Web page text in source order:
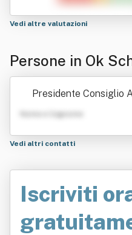
Vedi altre valutazioni
Persone in Ok
Impresa Sociale
Presidente Consiglio
Nome e Cognome
Vedi altri contatti
Iscriviti